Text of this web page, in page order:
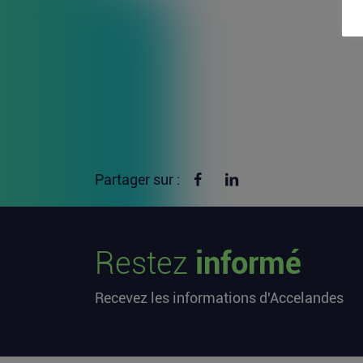
Partager sur : Partager sur Facebook
Restez informé
Recevez les informations d'Accelandes